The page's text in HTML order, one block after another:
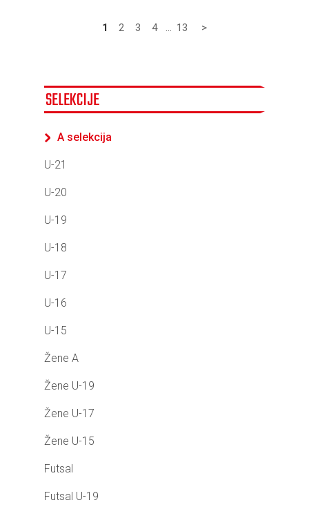
1 2 3 4 ... 13 >
SELEKCIJE
A selekcija
U-21
U-20
U-19
U-18
U-17
U-16
U-15
Žene A
Žene U-19
Žene U-17
Žene U-15
Futsal
Futsal U-19